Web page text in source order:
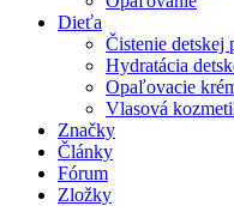
Dieťa
Čistenie detskej
Hydratácia
Opaľovacie
Vlasová
Značky
Články
Fórum
Zložky